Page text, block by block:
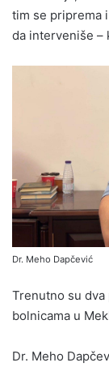
tim se priprema
da interveniše –
Dr. Meho Dapčević
Trenutno su
bolnicama u
Dr. Meho